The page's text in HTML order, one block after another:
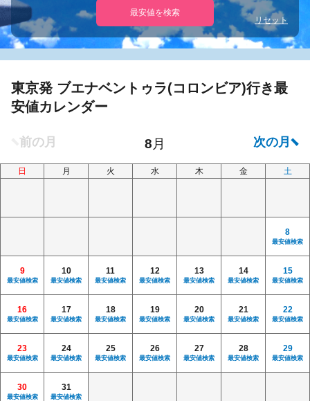
最安値を検索
リセット
東京発 ブエナベントゥラ(コロンビア)行き最
安値カレンダー
日 月 火 水 木 金 土
8
最安値検索
9
最安値検索
10
最安値検索
11
最安値検索
12
最安値検索
13
最安値検索
14
最安値検索
15
最安値検索
16
最安値検索
17
最安値検索
18
最安値検索
19
最安値検索
20
最安値検索
21
最安値検索
22
最安値検索
23
最安値検索
24
最安値検索
25
最安値検索
26
最安値検索
27
最安値検索
28
最安値検索
29
最安値検索
30
最安値検索
31
最安値検索